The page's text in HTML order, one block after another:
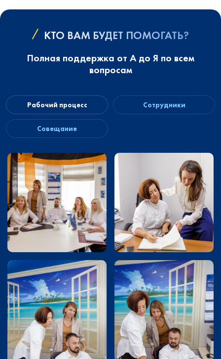
КТО ВАМ БУДЕТ ПОМОГАТЬ?
Полная поддержка от А до Я по всем
вопросам
Рабочий процесс Сотрудники
Совещание